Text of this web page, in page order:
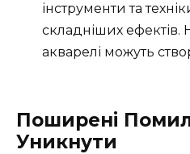
інструменти та
складніших ефектів.
акварелі можуть
Поширені
Уникнути